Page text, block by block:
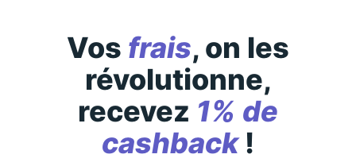
Vos frais, on les
révolutionne,
recevez 1% de
cashback!